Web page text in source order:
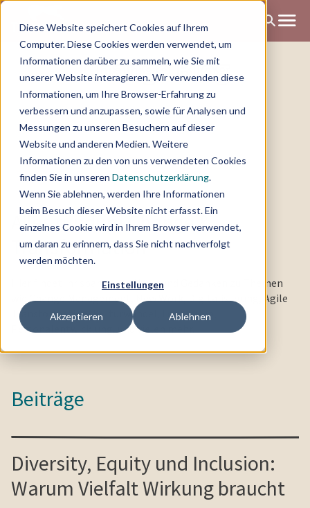
Diese Website speichert Cookies auf Ihrem
Computer. Diese Cookies werden verwendet, um
Informationen darüber zu sammeln, wie Sie mit
unserer Website interagieren. Wir verwenden diese
Informationen, um Ihre Browser-Erfahrung zu
verbessern und anzupassen, sowie für Analysen und
Messungen zu unseren Besuchern auf dieser
Website und anderen Medien. Weitere
Informationen zu den von uns verwendeten Cookies
finden Sie in unseren Datenschutzerklärung.
Wenn Sie ablehnen, werden Ihre Informationen
beim Besuch dieser Website nicht erfasst. Ein
einzelnes Cookie wird in Ihrem Browser verwendet,
um daran zu erinnern, dass Sie nicht nachverfolgt
werden möchten.
Einstellungen
Akzeptieren Ablehnen
Change Blog
Alles rundum Change &
Transformation
Hier findet ihr spannende News und Gedanken zu Themen
wie Change Management, New Work, Digitalisierung, Agile
Transformation, Kulturwandel, Leadership,
Personalentwicklung, und vielen mehr.
Beiträge
Diversity, Equity und Inclusion:
Warum Vielfalt Wirkung braucht